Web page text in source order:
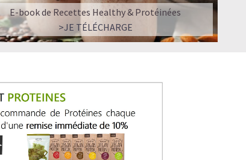
Non seulement nous faisons subir le moins de
nous ajoutons tous les ingrédients qu'il faut. Et
des ingrédients exquis comme des super aliments
E-book de Recettes Healthy & Protéinées
>JE TÉLÉCHARGE